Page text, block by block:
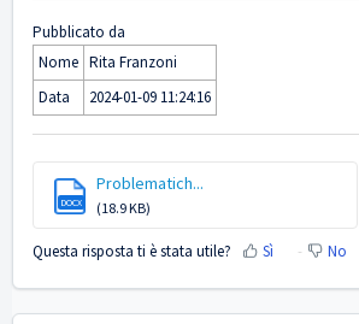
Pubblicato da
Nome Rita Franzoni
Data
2024-01-09 11:24:16
DOCX
Problematich...
(18.9 KB)
Questa risposta ti è stata utile? Sì No